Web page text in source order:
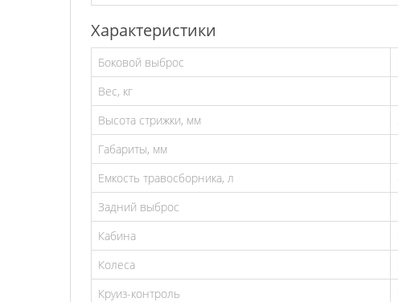
Характеристики
Боковой выброс
Вес, кг
Высота стрижки, мм
Габариты, мм
Емкость травосборника, л
Задний выброс
Кабина
Колеса
Круиз-контроль